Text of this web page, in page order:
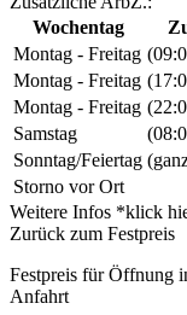
Wochentag
Montag - Freitag
Montag - Freitag
Montag - Freitag
Samstag
Sonntag/Feiertag
Storno vor Ort
Weitere Infos *klick
Zurück zum Festpreis
Festpreis für Öffnung
Anfahrt